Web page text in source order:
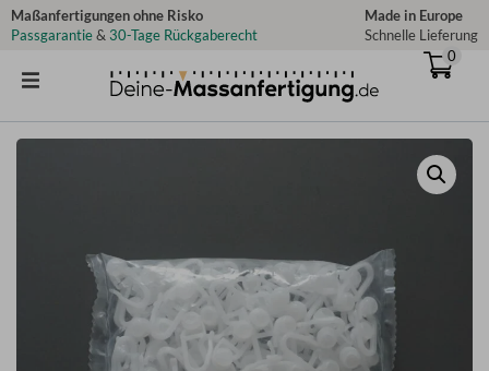
Zum
Inhalt
Maßanfertigungen ohne Risko
Passgarantie& 30-Tage Rückgaberecht
Made in Europe
Schnelle Lieferung
0